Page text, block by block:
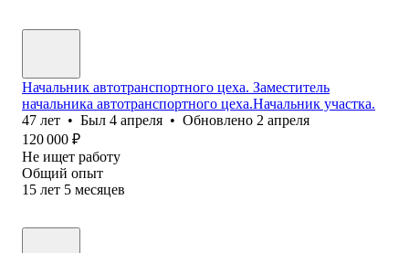
Начальник автотранспортного цеха. Заместитель
начальника автотранспортного цеха.Начальник участка.
47 лет • Был 4 апреля • Обновлено 2 апреля
120 000 ₽
Не ищет работу
Общий опыт
15 лет 5 месяцев